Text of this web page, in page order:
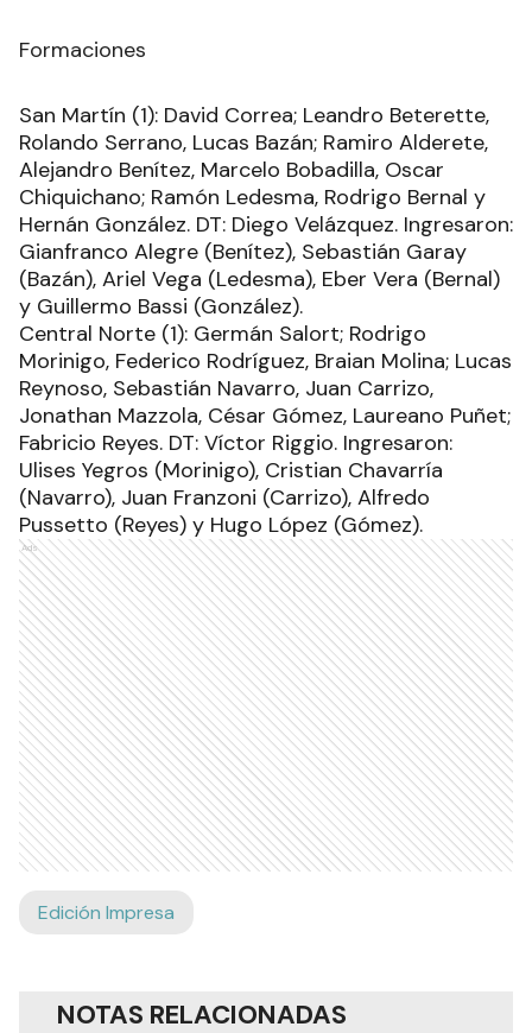
Formaciones
San Martín (1): David Correa; Leandro Beterette,
Rolando Serrano, Lucas Bazán; Ramiro Alderete,
Alejandro Benítez, Marcelo Bobadilla, Oscar
Chiquichano; Ramón Ledesma, Rodrigo Bernal y
Hernán González. DT: Diego Velázquez. Ingresaron:
Gianfranco Alegre (Benítez), Sebastián Garay
(Bazán), Ariel Vega (Ledesma), Eber Vera (Bernal)
y Guillermo Bassi (González).
Central Norte (1): Germán Salort; Rodrigo
Morinigo, Federico Rodríguez, Braian Molina; Lucas
Reynoso, Sebastián Navarro, Juan Carrizo,
Jonathan Mazzola, César Gómez, Laureano Puñet;
Fabricio Reyes. DT: Víctor Riggio. Ingresaron:
Ulises Yegros (Morinigo), Cristian Chavarría
(Navarro), Juan Franzoni (Carrizo), Alfredo
Pussetto (Reyes) y Hugo López (Gómez).
Ads
Edición Impresa
NOTAS RELACIONADAS